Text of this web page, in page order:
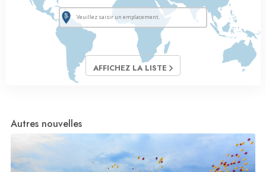
AFFICHEZ LA LISTE
Autres nouvelles